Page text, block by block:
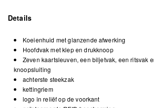
Details
Koeienhuid met glanzende afwerking
Hoofdvak met klep en drukknoop
Zeven kaartsleuven, een biljetvak, een ritsvak
knoopsluiting
achterste steekzak
kettingriem
logo in reliëf op de voorkant